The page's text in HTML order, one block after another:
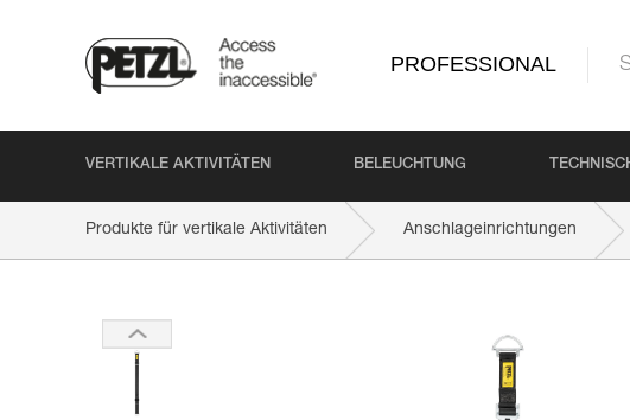
PROFESSIONAL
VERTIKALE AKTIVITÄTEN BELEUCHTUNG
Produkte für vertikale Aktivitäten Anschlageinrichtungen